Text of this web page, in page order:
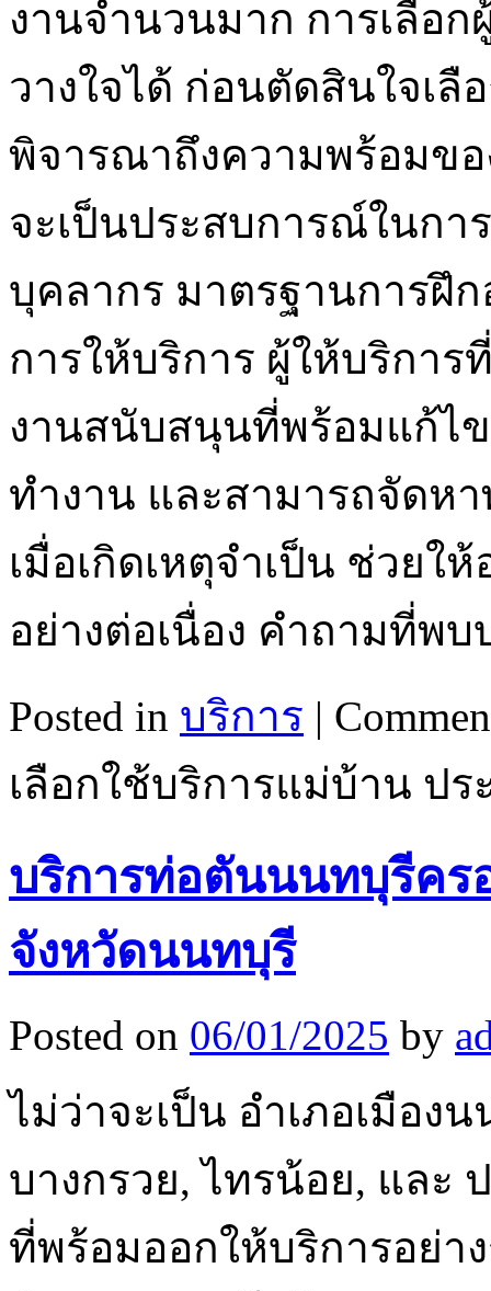
งานจำนวนมาก การเลือ
วางใจได้ ก่อนตัดสินใจเ
พิจารณาถึงความพร้อมข
จะเป็นประสบการณ์ในกา
บุคลากร มาตรฐานการฝึ
การให้บริการ ผู้ให้บริกา
งานสนับสนุนที่พร้อมแก้ไ
ทำงาน และสามารถจัดห
เมื่อเกิดเหตุจำเป็น ช่วยใ
อย่างต่อเนื่อง คำถามที่พบ
Posted in บริการ |
เลือกใช้บริการแม่บ้าน ปร
บริการท่อตันนนทบุรีคร
จังหวัดนนทบุรี
Posted on 06/01/2025 by
ไม่ว่าจะเป็น อำเภอเมือง
บางกรวย, ไทรน้อย, และ
ที่พร้อมออกให้บริการอย่า